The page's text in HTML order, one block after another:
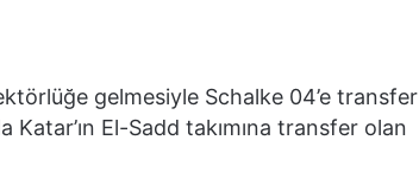
gelmesiyle Schalke 04’e transfer
El-Sadd takımına transfer olan